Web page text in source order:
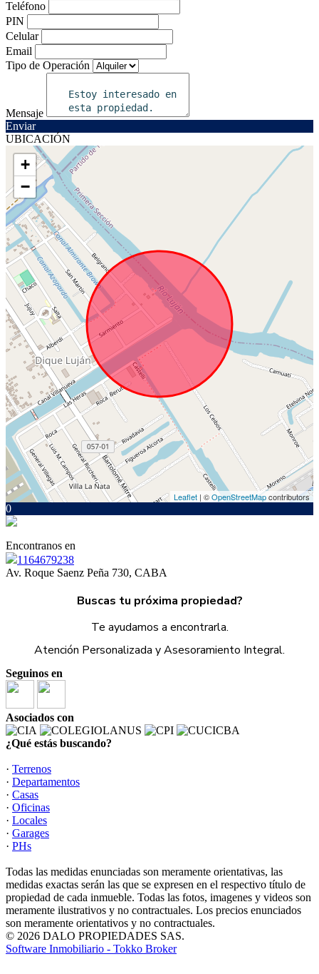
Teléfono
PIN
Celular
Email
Tipo de Operación
Mensaje
Enviar
UBICACIÓN
+
−
Leaflet | ©OpenStreetMapcontributors
0
Encontranos en
1164679238
Av. Roque Saenz Peña 730, CABA
Buscas tu próxima propiedad?
Te ayudamos a encontrarla.
Atención Personalizada y Asesoramiento Integral.
Seguinos en
Asociados con
¿Qué estás buscando?
· Terrenos
· Departamentos
· Casas
· Oficinas
· Locales
· Garages
· PHs
Todas las medidas enunciadas son meramente orientativas, las
medidas exactas serán las que se expresen en el respectivo título de
propiedad de cada inmueble. Todas las fotos, imagenes y videos son
meramente ilustrativos y no contractuales. Los precios enunciados
son meramente orientativos y no contractuales.
© 2026 DALO PROPIEDADES SAS.
Software Inmobiliario - Tokko Broker